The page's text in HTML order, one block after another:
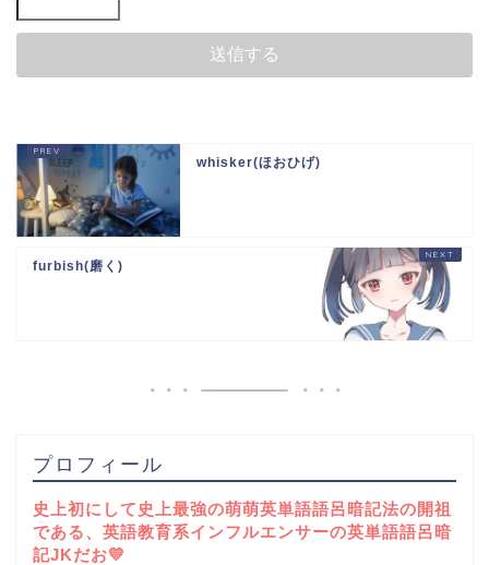
whisker(ほおひげ)
furbish(磨く)
プロフィール
史上初にして史上最強の萌萌英単語語呂暗記法の開祖
である、英語教育系インフルエンサーの英単語語呂暗
記JKだお💛